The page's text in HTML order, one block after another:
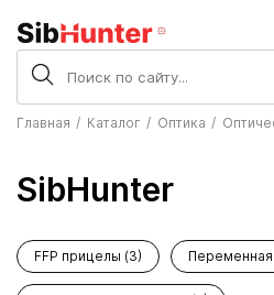
Главная Каталог Оптика
SibHunter
FFP прицелы (3) Переменная